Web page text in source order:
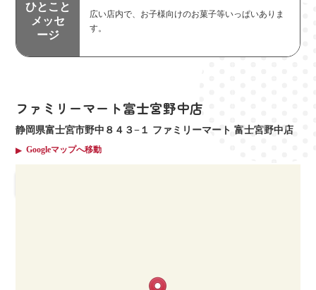
キーワードで探す
富士山エリア
ひとこと
メッセ
ージ
広い店内で、お子様向けのお菓子等いっぱいありま
す。
ファミリーマート富士宮野中店
静岡県富士宮市野中８４３−１ ファミリーマート 富士宮野中店